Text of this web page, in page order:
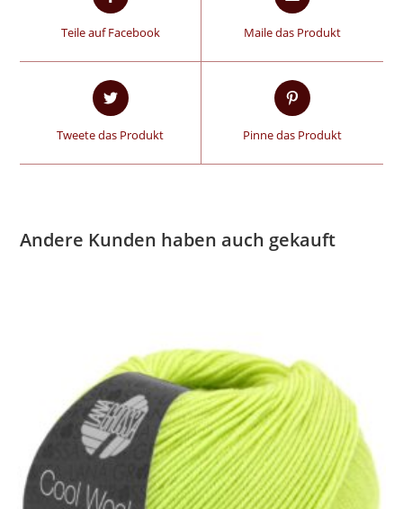
Teile auf Facebook Maile das Produkt
Tweete das Produkt Pinne das Produkt
Andere Kunden haben auch gekauft